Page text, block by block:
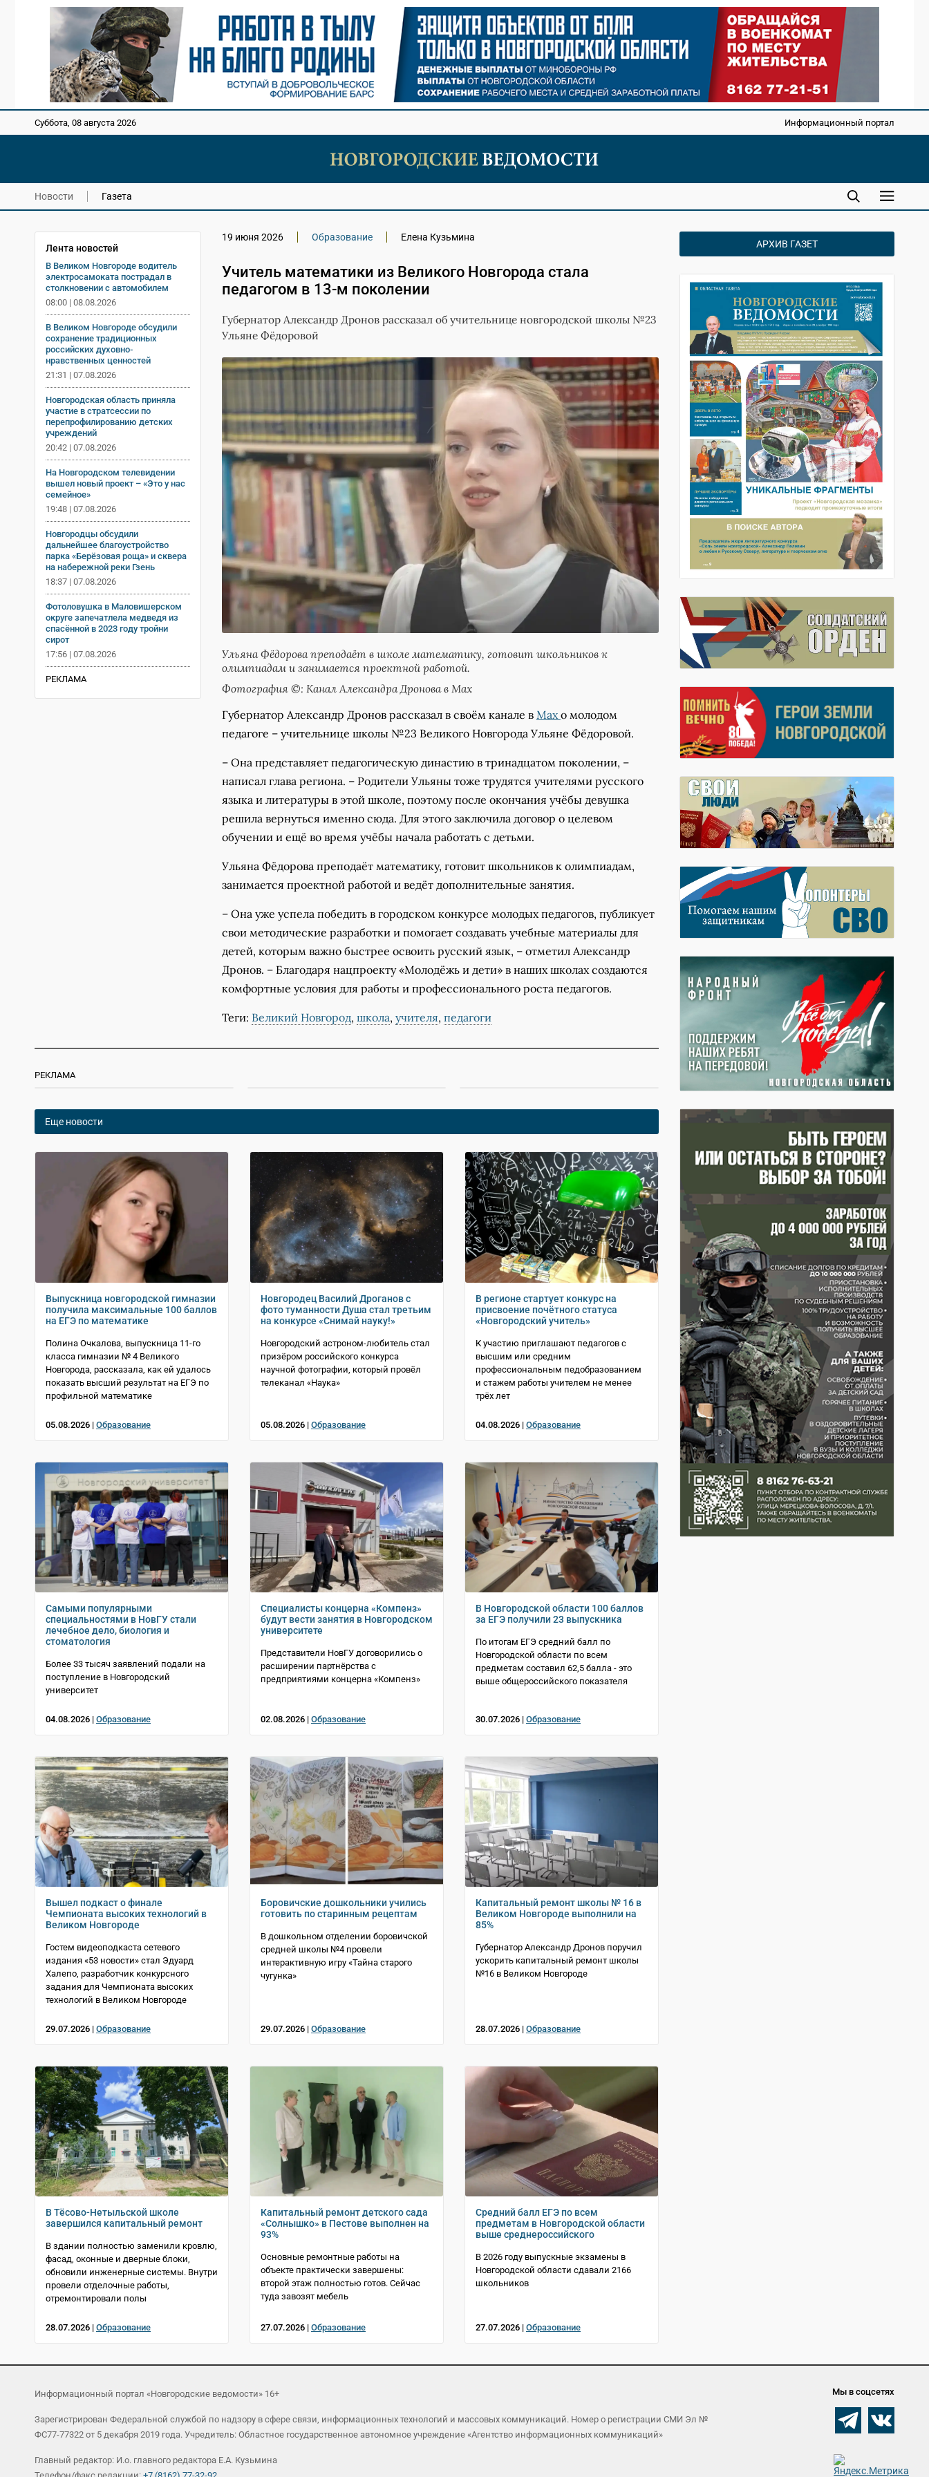
Суббота, 08 августа 2026 Информационный портал
Новости Газета
Лента новостей
В Великом Новгороде водитель
электросамоката пострадал в
столкновении с автомобилем
08:00 | 08.08.2026
В Великом Новгороде обсудили
сохранение традиционных
российских духовно-
нравственных ценностей
21:31 | 07.08.2026
Новгородская область приняла
участие в стратсессии по
перепрофилированию детских
учреждений
20:42 | 07.08.2026
На Новгородском телевидении
вышел новый проект – «Это у нас
семейное»
19:48 | 07.08.2026
Новгородцы обсудили
дальнейшее благоустройство
парка «Берёзовая роща» и сквера
на набережной реки Гзень
18:37 | 07.08.2026
Фотоловушка в Маловишерском
округе запечатлела медведя из
спасённой в 2023 году тройни
сирот
17:56 | 07.08.2026
РЕКЛАМА
19 июня 2026 Образование Елена Кузьмина
Учитель математики из Великого Новгорода стала
педагогом в 13-м поколении
Губернатор Александр Дронов рассказал об учительнице новгородской школы №23
Ульяне Фёдоровой
Ульяна Фёдорова преподаёт в школе математику, готовит школьников к
олимпиадам и занимается проектной работой.
Фотография ©: Канал Александра Дронова в Max
Губернатор Александр Дронов рассказал в своём канале в Maxо молодом
педагоге – учительнице школы №23 Великого Новгорода Ульяне Фёдоровой.
– Она представляет педагогическую династию в тринадцатом поколении, –
написал глава региона. – Родители Ульяны тоже трудятся учителями русского
языка и литературы в этой школе, поэтому после окончания учёбы девушка
решила вернуться именно сюда. Для этого заключила договор о целевом
обучении и ещё во время учёбы начала работать с детьми.
Ульяна Фёдорова преподаёт математику, готовит школьников к олимпиадам,
занимается проектной работой и ведёт дополнительные занятия.
– Она уже успела победить в городском конкурсе молодых педагогов, публикует
свои методические разработки и помогает создавать учебные материалы для
детей, которым важно быстрее освоить русский язык, – отметил Александр
Дронов. – Благодаря нацпроекту «Молодёжь и дети» в наших школах создаются
комфортные условия для работы и профессионального роста педагогов.
Теги: Великий Новгород, школа, учителя, педагоги
РЕКЛАМА
Еще новости
Выпускница новгородской гимназии
получила максимальные 100 баллов
на ЕГЭ по математике
Полина Очкалова, выпускница 11-го
класса гимназии № 4 Великого
Новгорода, рассказала, как ей удалось
показать высший результат на ЕГЭ по
профильной математике
05.08.2026 | Образование
Новгородец Василий Дроганов с
фото туманности Душа стал третьим
на конкурсе «Снимай науку!»
Новгородский астроном-любитель стал
призёром российского конкурса
научной фотографии, который провёл
телеканал «Наука»
05.08.2026 | Образование
В регионе стартует конкурс на
присвоение почётного статуса
«Новгородский учитель»
К участию приглашают педагогов с
высшим или средним
профессиональным педобразованием
и стажем работы учителем не менее
трёх лет
04.08.2026 | Образование
Самыми популярными
специальностями в НовГУ стали
лечебное дело, биология и
стоматология
Более 33 тысяч заявлений подали на
поступление в Новгородский
университет
04.08.2026 | Образование
Специалисты концерна «Компенз»
будут вести занятия в Новгородском
университете
Представители НовГУ договорились о
расширении партнёрства с
предприятиями концерна «Компенз»
02.08.2026 | Образование
В Новгородской области 100 баллов
за ЕГЭ получили 23 выпускника
По итогам ЕГЭ средний балл по
Новгородской области по всем
предметам составил 62,5 балла - это
выше общероссийского показателя
30.07.2026 | Образование
Вышел подкаст о финале
Чемпионата высоких технологий в
Великом Новгороде
Гостем видеоподкаста сетевого
издания «53 новости» стал Эдуард
Халепо, разработчик конкурсного
задания для Чемпионата высоких
технологий в Великом Новгороде
29.07.2026 | Образование
Боровичские дошкольники учились
готовить по старинным рецептам
В дошкольном отделении боровичской
средней школы №4 провели
интерактивную игру «Тайна старого
чугунка»
29.07.2026 | Образование
Капитальный ремонт школы № 16 в
Великом Новгороде выполнили на
85%
Губернатор Александр Дронов поручил
ускорить капитальный ремонт школы
№16 в Великом Новгороде
28.07.2026 | Образование
В Тёсово-Нетыльской школе
завершился капитальный ремонт
В здании полностью заменили кровлю,
фасад, оконные и дверные блоки,
обновили инженерные системы. Внутри
провели отделочные работы,
отремонтировали полы
28.07.2026 | Образование
Капитальный ремонт детского сада
«Солнышко» в Пестове выполнен на
93%
Основные ремонтные работы на
объекте практически завершены:
второй этаж полностью готов. Сейчас
туда завозят мебель
27.07.2026 | Образование
Средний балл ЕГЭ по всем
предметам в Новгородской области
выше среднероссийского
В 2026 году выпускные экзамены в
Новгородской области сдавали 2166
школьников
27.07.2026 | Образование
АРХИВ ГАЗЕТ
Информационный портал «Новгородские ведомости» 16+
Зарегистрирован Федеральной службой по надзору в сфере связи, информационных технологий и массовых коммуникаций. Номер о регистрации СМИ Эл №
ФС77-77322 от 5 декабря 2019 года. Учредитель: Областное государственное автономное учреждение «Агентство информационных коммуникаций»
Главный редактор: И.о. главного редактора Е.А. Кузьмина
Мы в соцсетях